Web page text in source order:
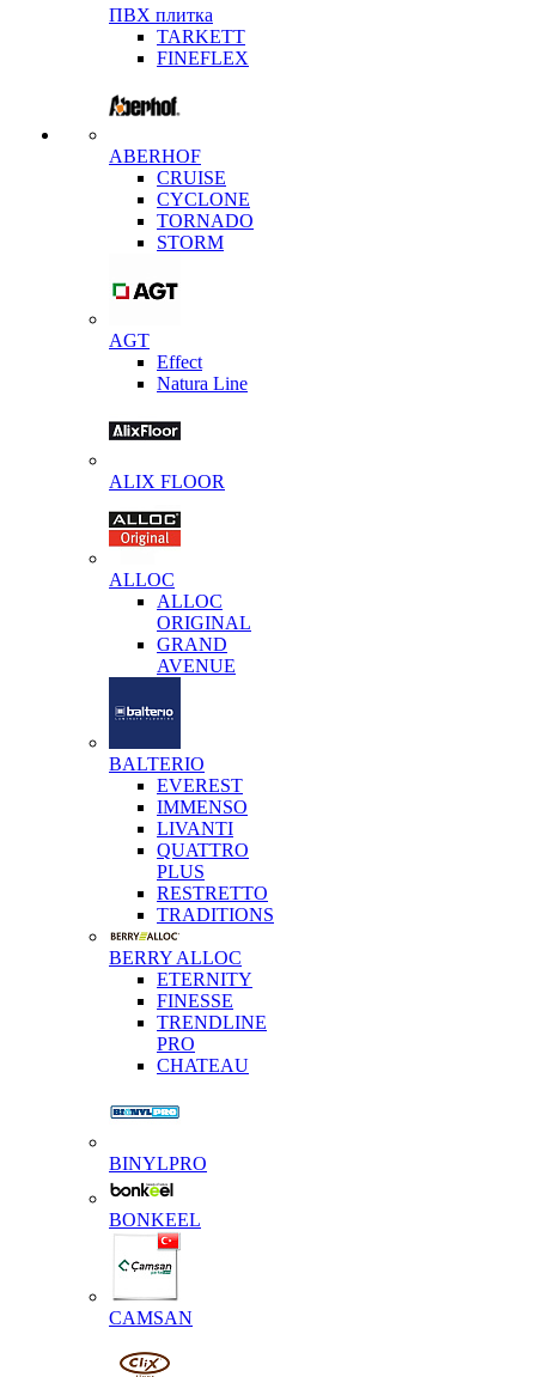
ПВХ плитка
TARKETT
FINEFLEX
ABERHOF
CRUISE
CYCLONE
TORNADO
STORM
AGT
Effect
Natura Line
ALIX FLOOR
ALLOC
ALLOC
ORIGINAL
GRAND
AVENUE
BALTERIO
EVEREST
IMMENSO
LIVANTI
QUATTRO
PLUS
RESTRETTO
TRADITIONS
BERRY ALLOC
ETERNITY
FINESSE
TRENDLINE
PRO
CHATEAU
BINYLPRO
BONKEEL
CAMSAN